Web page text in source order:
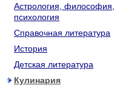
Астрология, философия,
психология
Справочная литература
История
Детская литература
Кулинария